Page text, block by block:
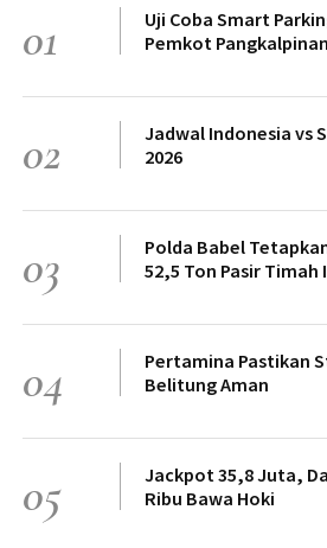
01
Uji Coba Smart
Pemkot
02
Jadwal Indonesia vs
2026
03
Polda Babel
52,5 Ton Pasir
04
Pertamina Pastikan
Belitung Aman
05
Jackpot 35,8 Juta,
Ribu Bawa Hoki